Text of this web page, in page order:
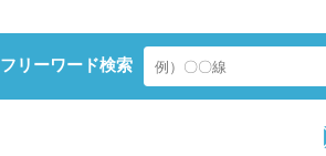
フリーワード検索